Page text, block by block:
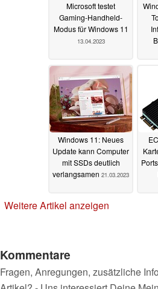
Microsoft testet
Gaming-Handheld-
Modus für Windows 11
13.04.2023
Windows 11: Neues
Update kann Computer
mit SSDs deutlich
verlangsamen 21.03.2023
Weitere Artikel anzeigen
Kommentare
Fragen, Anregungen, zusätzliche